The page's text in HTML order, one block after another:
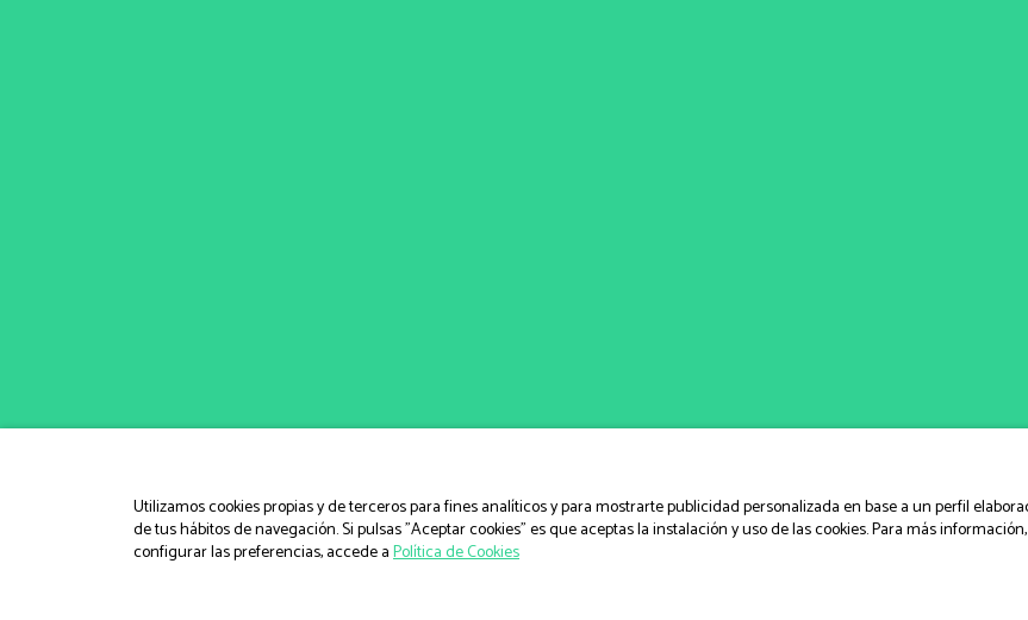
Utilizamos cookies propias y de terceros para fines analíticos y para mostrarte publicidad personalizada en base a un perfil
de tus hábitos de navegación. Si pulsas "Aceptar cookies" es que aceptas la instalación y uso de las cookies. Para más
configurar las preferencias, accede aPolítica de Cookies